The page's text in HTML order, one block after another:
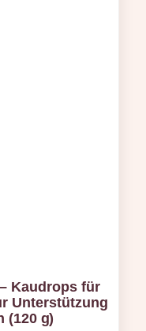
Kaudrops für
Unterstützung
(120 g)